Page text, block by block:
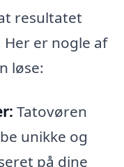
resultatet
er nogle af
løse:
Tatovøren
unikke og
på dine